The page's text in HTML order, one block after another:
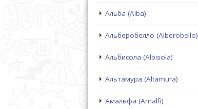
Альба (Alba)
Альберобелло (Alberobello)
Альбисола (Albisola)
Альтамура (Altamura)
Амальфи (Amalfi)